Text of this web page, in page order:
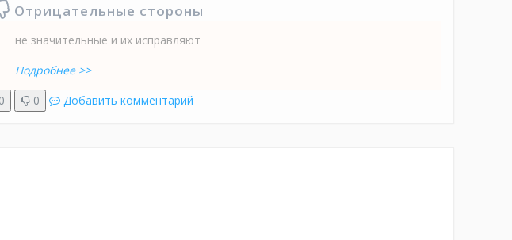
Отрицательные стороны
не значительные и их исправляют
Подробнее >>
0
0 Добавить комментарий